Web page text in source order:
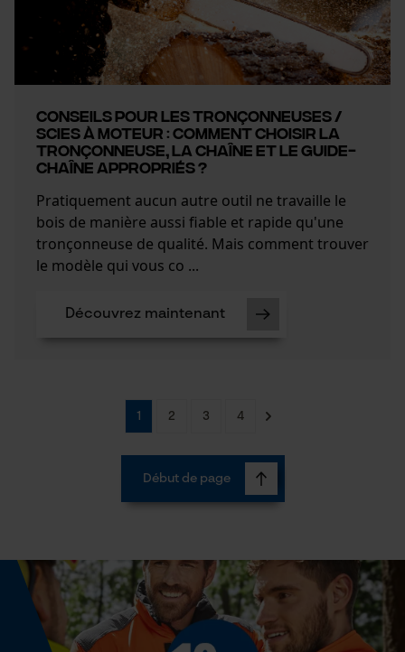
Conseils pour les tronçonneuses /
scies à moteur : comment choisir la
tronçonneuse, la chaîne et le guide-
chaîne appropriés ?
Pratiquement aucun autre outil ne travaille le
bois de manière aussi fiable et rapide qu'une
tronçonneuse de qualité. Mais comment trouver
le modèle qui vous co ...
Découvrez maintenant
1 2 3 4
Début de page
Prise de contact par chat
Microsoft Advertising Universal
Event Tracking
Facebook Pixel